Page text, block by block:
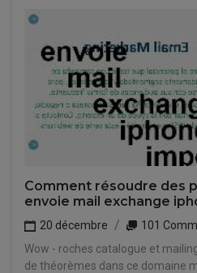
Comment résoudre des
envoie mail exchange
20 décembre
101
Wow - roches catalogue et
de théorèmes dans ce domaine